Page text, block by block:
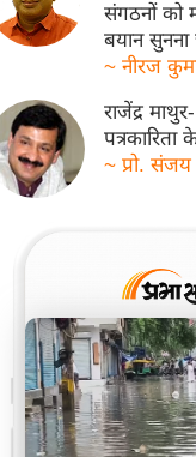
संगठनों को
बयान सुनना
~ नीरज
राजेंद्र
पत्रकारिता
~ प्रो. संजय